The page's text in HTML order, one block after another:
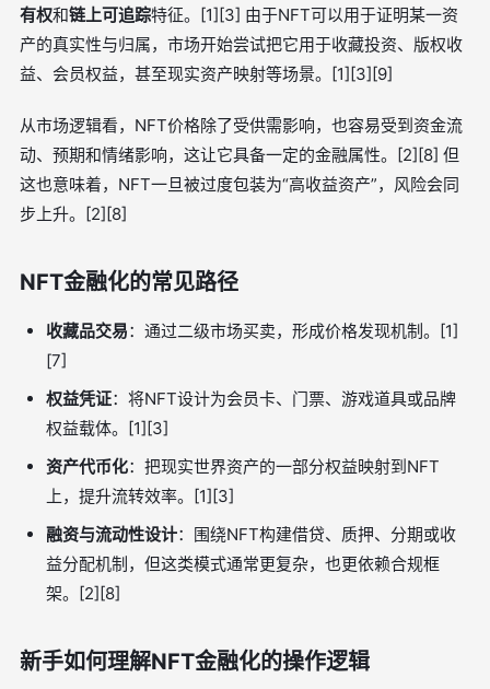
有权和链上可追踪特征。[1][3] 由于NFT可以用于证明某一资
产的真实性与归属，市场开始尝试把它用于收藏投资、版权收
益、会员权益，甚至现实资产映射等场景。[1][3][9]
从市场逻辑看，NFT价格除了受供需影响，也容易受到资金流
动、预期和情绪影响，这让它具备一定的金融属性。[2][8] 但
这也意味着，NFT一旦被过度包装为“高收益资产”，风险会同
步上升。[2][8]
NFT金融化的常见路径
收藏品交易：通过二级市场买卖，形成价格发现机制。[1]
[7]
权益凭证：将NFT设计为会员卡、门票、游戏道具或品牌
权益载体。[1][3]
资产代币化：把现实世界资产的一部分权益映射到NFT
上，提升流转效率。[1][3]
融资与流动性设计：围绕NFT构建借贷、质押、分期或收
益分配机制，但这类模式通常更复杂，也更依赖合规框
架。[2][8]
新手如何理解NFT金融化的操作逻辑